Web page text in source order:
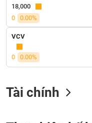
18,000
0
0.00%
VCV
0 0.00%
Tài chính
CHÍNH